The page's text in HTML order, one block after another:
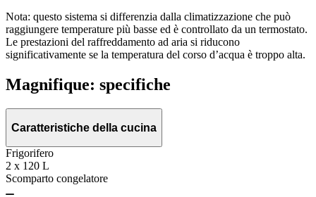
Nota: questo sistema si differenzia dalla climatizzazione che può
raggiungere temperature più basse ed è controllato da un termostato.
Le prestazioni del raffreddamento ad aria si riducono
significativamente se la temperatura del corso d’acqua è troppo alta.
Magnifique: specifiche
Caratteristiche della cucina
Frigorifero
2 x 120 L
Scomparto congelatore